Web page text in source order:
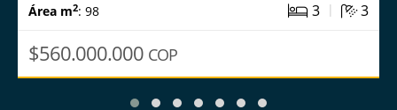
Área m2: 98 3 | 3
$560.000.000 COP